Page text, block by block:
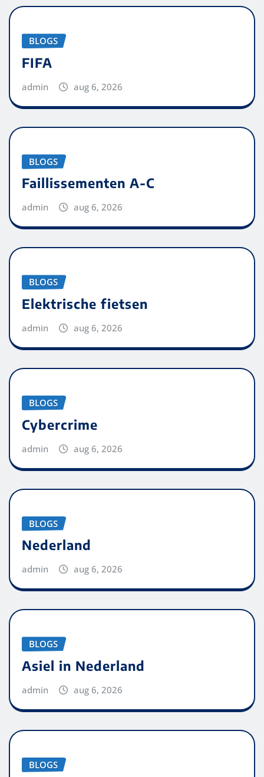
BLOGS
FIFA
admin aug 6, 2026
BLOGS
Faillissementen A-C
admin aug 6, 2026
BLOGS
Elektrische fietsen
admin aug 6, 2026
BLOGS
Cybercrime
admin aug 6, 2026
BLOGS
Nederland
admin aug 6, 2026
BLOGS
Asiel in Nederland
admin aug 6, 2026
BLOGS